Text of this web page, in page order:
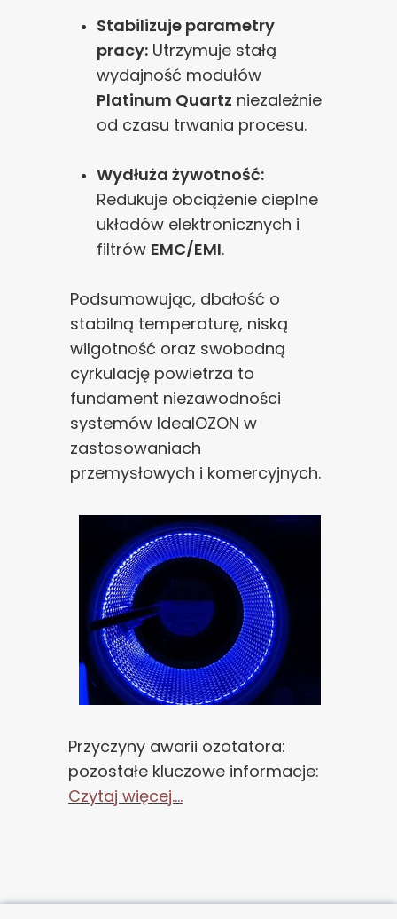
Przyczyny awarii ozotatora:
pozostałe kluczowe informacje:
Czytaj więcej....
Stabilizuje parametry
pracy: Utrzymuje stałą
wydajność modułów
Platinum Quartz niezależnie
od czasu trwania procesu.
Wydłuża żywotność:
Redukuje obciążenie cieplne
układów elektronicznych i
filtrów EMC/EMI.
Podsumowując, dbałość o
stabilną temperaturę, niską
wilgotność oraz swobodną
cyrkulację powietrza to
fundament niezawodności
systemów IdealOZON w
zastosowaniach
przemysłowych i komercyjnych.